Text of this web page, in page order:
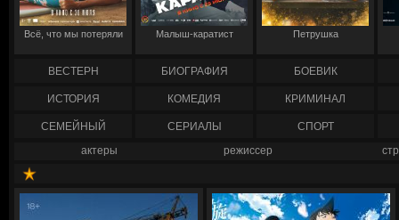
Всё, что мы потеряли Малыш-каратист Петрушка
ВЕСТЕРН БИОГРАФИЯ БОЕВИК
ИСТОРИЯ КОМЕДИЯ КРИМИНАЛ
СЕМЕЙНЫЙ СЕРИАЛЫ СПОРТ
актеры режиссер